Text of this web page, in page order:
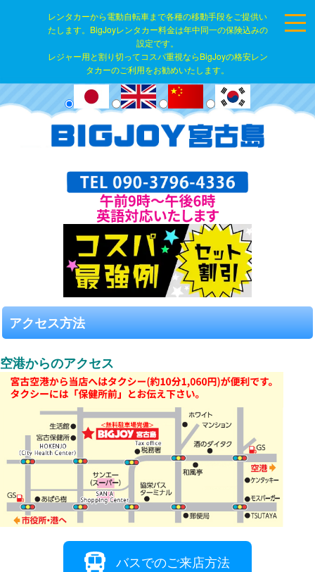
レンタカーから電動自転車まで各種の移動手段をご提供い
たします。BigJoyレンタカー料金は年中同一の保険込みの
設定です。
レジャー用と割り切ってコスパ重視ならBigJoyの格安レン
タカーのご利用をお勧めいたします。
アクセス方法
空港からのアクセス
バスでのご来店方法